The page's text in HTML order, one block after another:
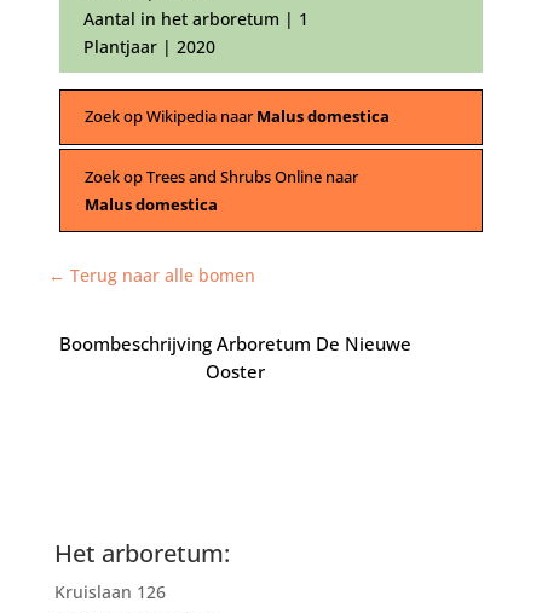
Aantal in het arboretum | 1
Plantjaar | 2020
Zoek op Wikipedia naarMalus domestica
Zoek op Trees and Shrubs Online naar
Malus domestica
← Terug naar alle bomen
Boombeschrijving Arboretum De Nieuwe
Ooster
Het arboretum:
Kruislaan 126